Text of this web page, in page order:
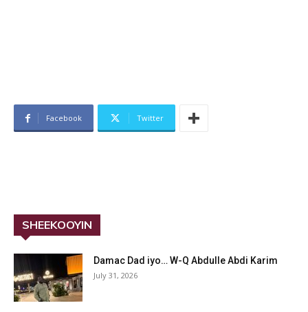
Facebook Twitter
SHEEKOOYIN
Damac Dad iyo… W-Q Abdulle Abdi Karim
July 31, 2026